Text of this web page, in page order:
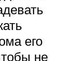
его
не